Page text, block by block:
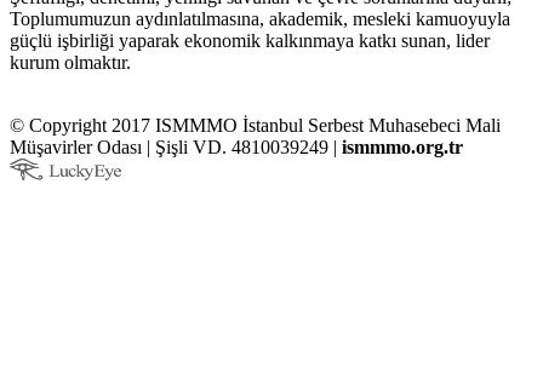
Toplumumuzun aydınlatılmasına, akademik, mesleki kamuoyuyla
güçlü işbirliği yaparak ekonomik kalkınmaya katkı sunan, lider
kurum olmaktır.
© Copyright 2017 ISMMMO İstanbul Serbest Muhasebeci Mali
Müşavirler Odası | Şişli VD. 4810039249 | ismmmo.org.tr